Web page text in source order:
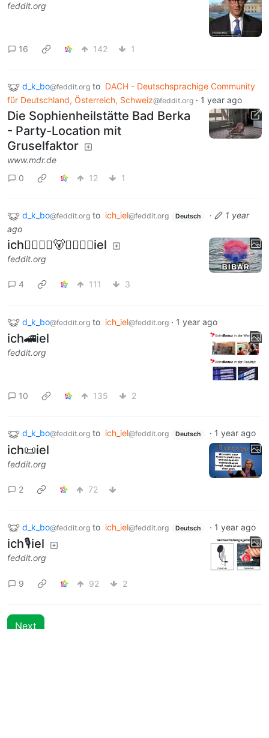
feddit.org
16 142 1
d_k_bo@feddit.org to DACH - Deutschsprachige Community
für Deutschland, Österreich, Schweiz@feddit.org · 1 year ago
Die Sophienheilstätte Bad Berka
- Party-Location mit
Gruselfaktor
www.mdr.de
0
12 1
d_k_bo@feddit.org to ich_iel@feddit.org Deutsch ·
1 year
ago
ich👨‍❤️‍💋‍👨🐻👩‍❤️‍💋‍👨iel
feddit.org
4 111 3
d_k_bo@feddit.org to ich_iel@feddit.org · 1 year ago
ich🚄iel
feddit.org
10 135 2
d_k_bo@feddit.org to ich_iel@feddit.org Deutsch · 1 year ago
ich📜iel
feddit.org
2 72
d_k_bo@feddit.org to ich_iel@feddit.org Deutsch · 1 year ago
ich🎙️iel
feddit.org
9 92 2
Next